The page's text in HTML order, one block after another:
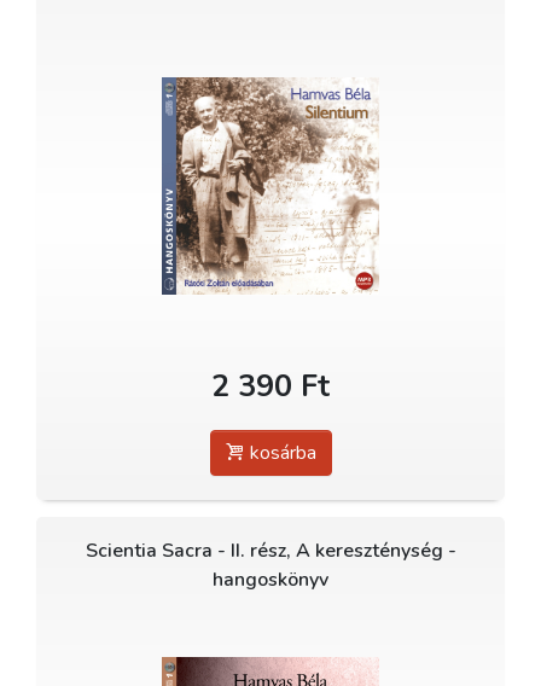
2 390 Ft
kosárba
Scientia Sacra - II. rész, A kereszténység -
hangoskönyv